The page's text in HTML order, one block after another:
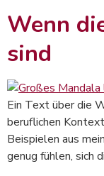
Wenn
sind
Ein Text über die
beruflichen
Beispielen aus
genug fühlen, sich